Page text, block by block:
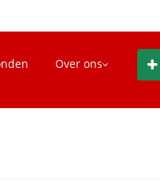
Over ons